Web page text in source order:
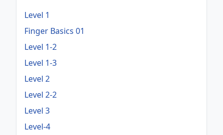
Level 1
Finger Basics 01
Level 1-2
Level 1-3
Level 2
Level 2-2
Level 3
Level-4